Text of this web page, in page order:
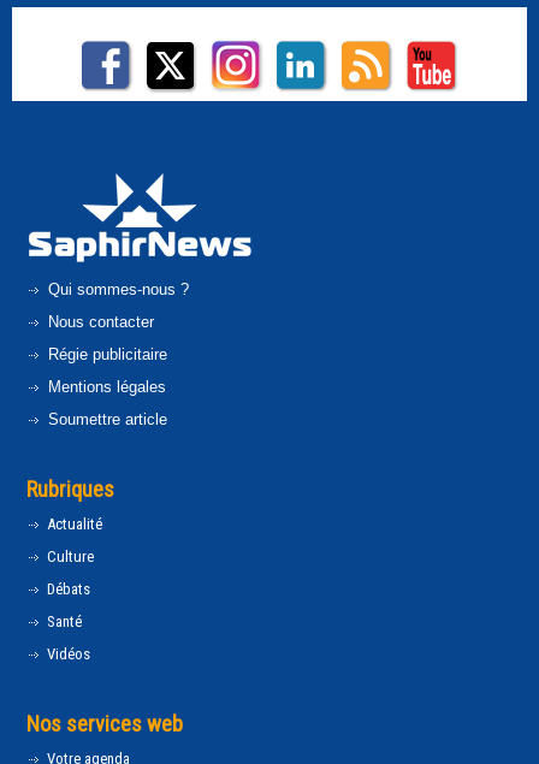
Qui sommes-nous ?
Nous contacter
Régie publicitaire
Mentions légales
Soumettre article
Rubriques
Actualité
Culture
Débats
Santé
Vidéos
Nos services web
Votre agenda